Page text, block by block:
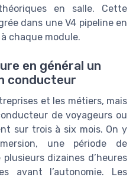
en salle. Cette
dans une V4 pipeline en
chaque module.
en général un
conducteur
et les métiers, mais
de voyageurs ou
sur trois à six mois. On y
une période de
dizaines d’heures
avant l’autonomie. Les